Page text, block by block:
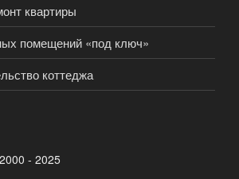
квартиры
помещений «под ключ»
коттеджа
- 2025